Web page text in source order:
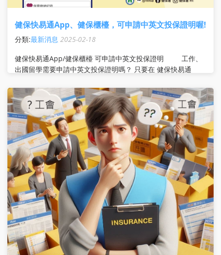
健保快易通App、健保櫃檯，可申請中英文投保證明喔!
分類:最新消息 2025-02-18
健保快易通App/健保櫃檯 可申請中英文投保證明 工作、
出國留學需要申請中英文投保證明嗎？ 只要在 健保快易通